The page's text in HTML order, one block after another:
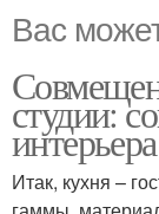
Вас
студии:
интерьера
Итак, кухня –